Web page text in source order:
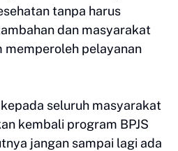
tanpa harus
dan masyarakat
pelayanan
seluruh masyarakat
kembali program BPJS
jangan sampai lagi ada